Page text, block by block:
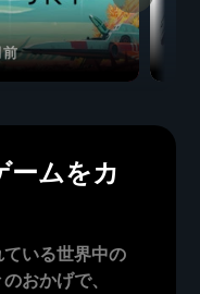
前
ムをカ
いる世界中の
おかげで、